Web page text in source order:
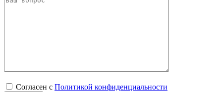
Согласен с Политикой конфиденциальности